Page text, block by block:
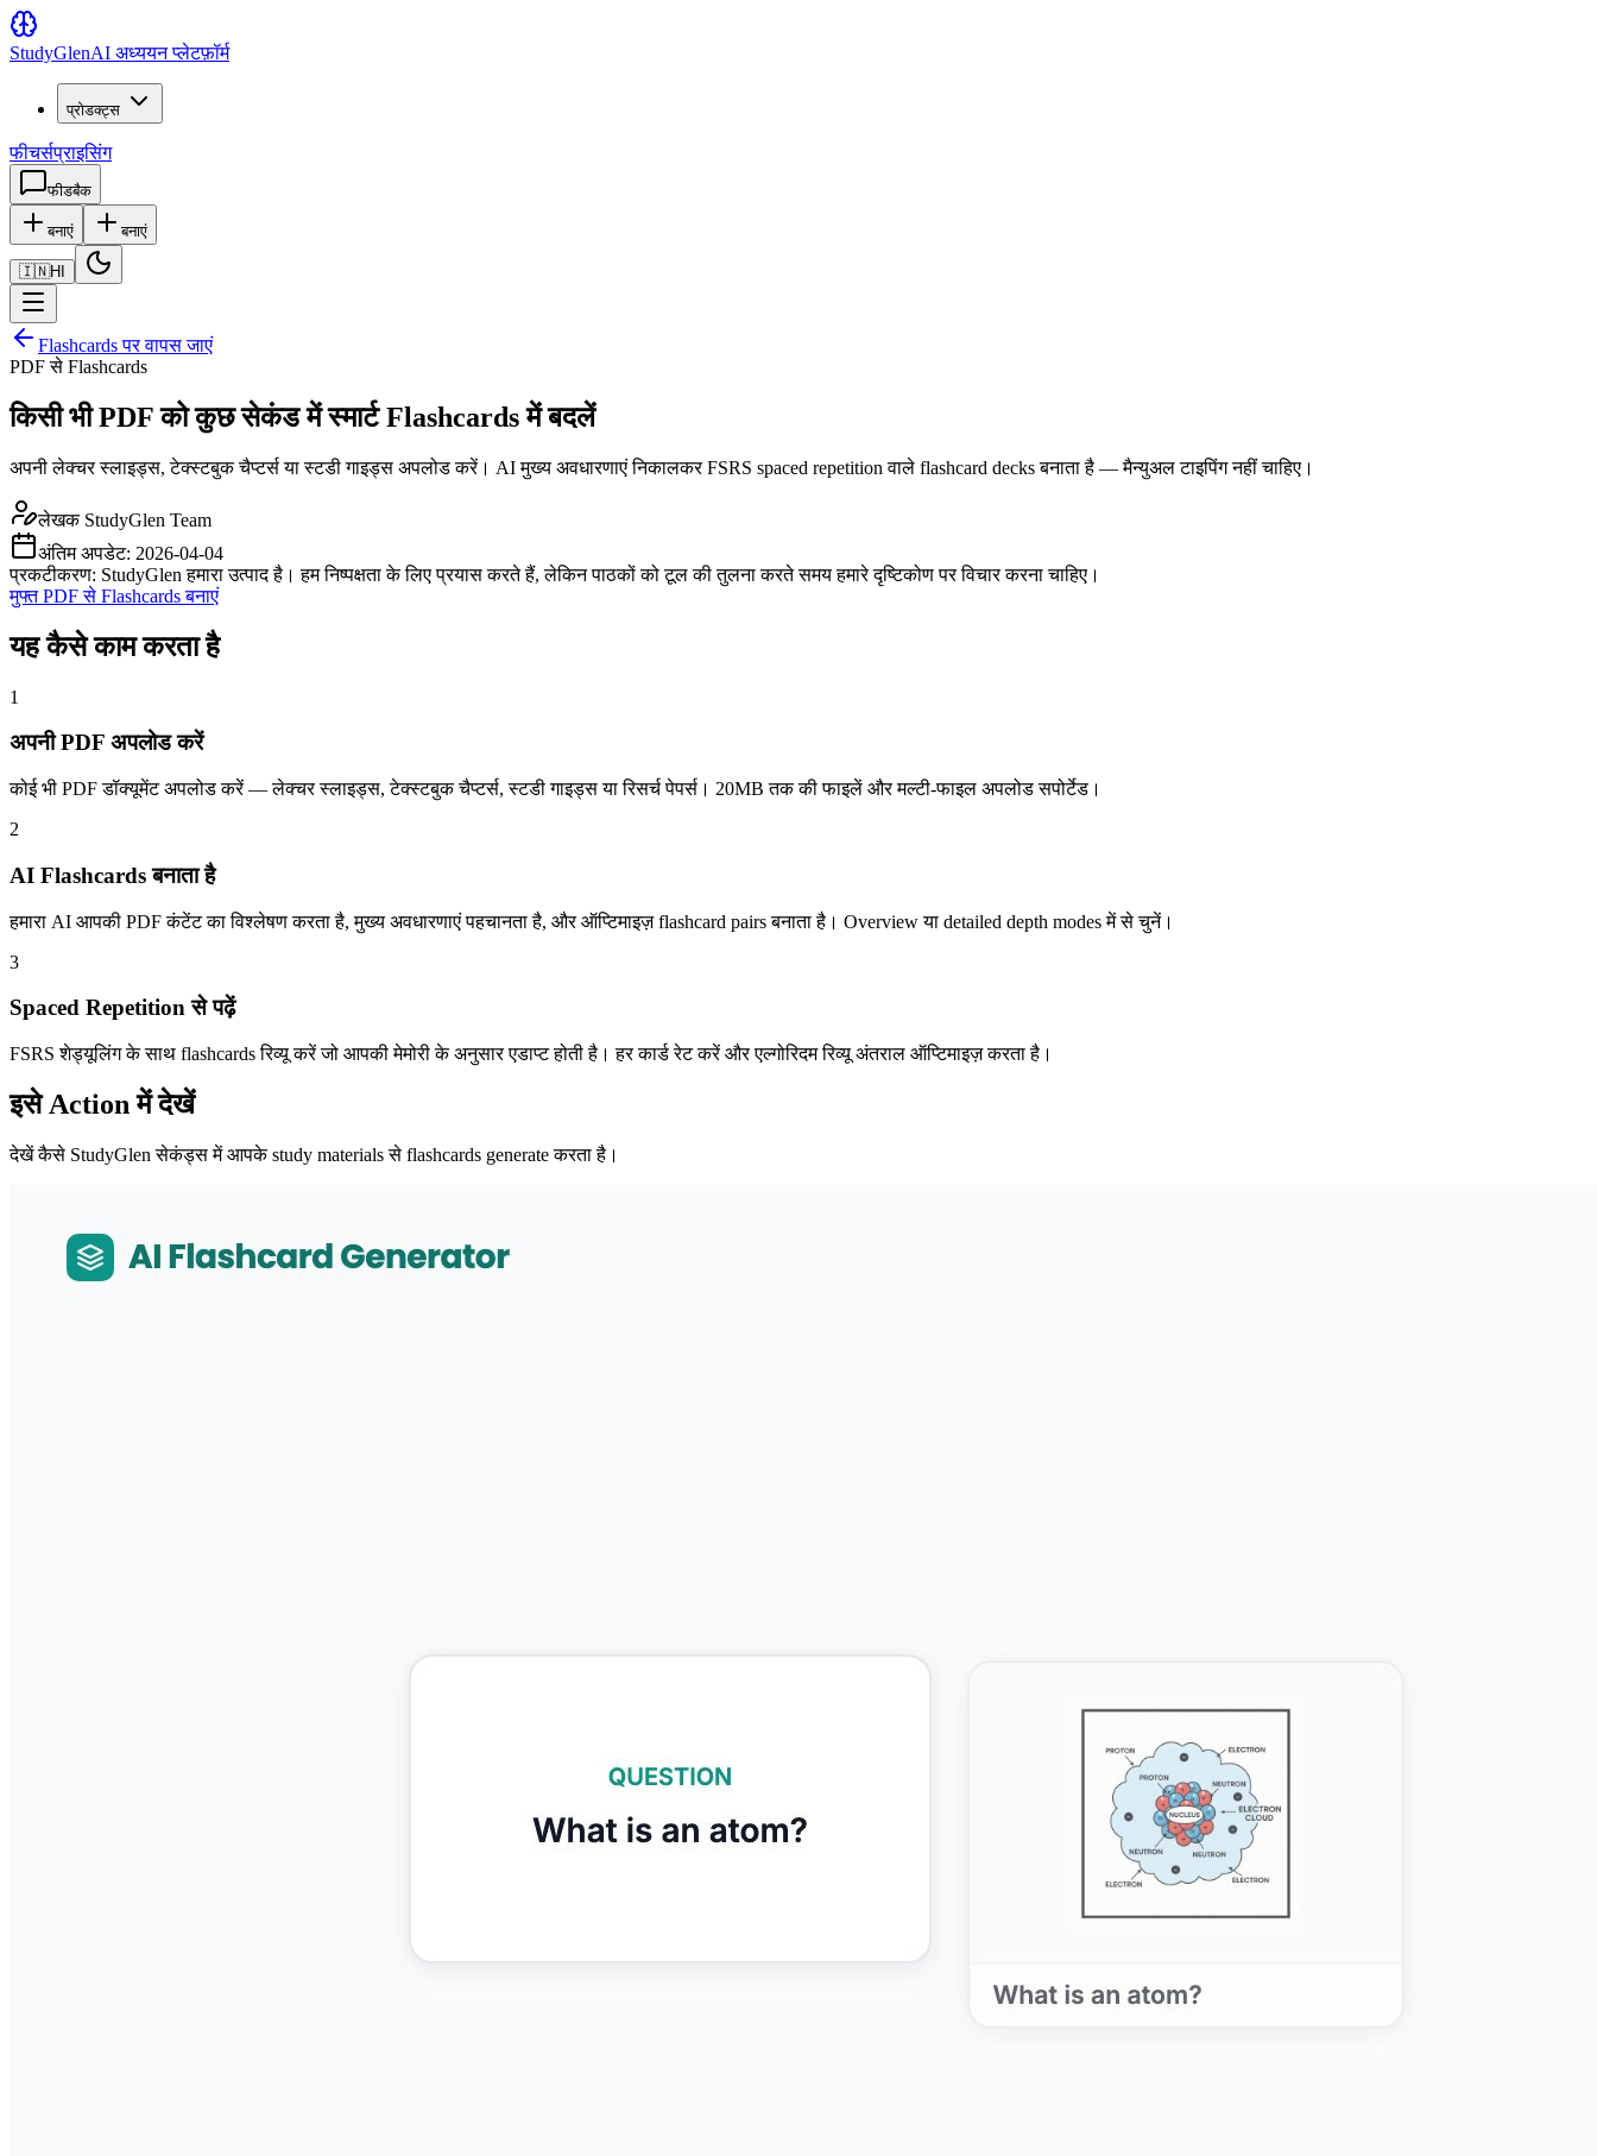
StudyGlenAI अध्ययन प्लेटफ़ॉर्म
प्रोडक्ट्स
फीचर्सप्राइसिंग
फीडबैक
बनाएं बनाएं
🇮🇳HI
Flashcards पर वापस जाएं
PDF से Flashcards
किसी भी PDF को कुछ सेकंड में स्मार्ट Flashcards में बदलें
अपनी लेक्चर स्लाइड्स, टेक्स्टबुक चैप्टर्स या स्टडी गाइड्स अपलोड करें। AI मुख्य अवधारणाएं निकालकर FSRS spaced repetition वाले flashcard decks बनाता है — मैन्युअल टाइपिंग नहीं चाहिए।
लेखक StudyGlen Team
अंतिम अपडेट: 2026-04-04
प्रकटीकरण: StudyGlen हमारा उत्पाद है। हम निष्पक्षता के लिए प्रयास करते हैं, लेकिन पाठकों को टूल की तुलना करते समय हमारे दृष्टिकोण पर विचार करना चाहिए।
मुफ्त PDF से Flashcards बनाएं
यह कैसे काम करता है
1
अपनी PDF अपलोड करें
कोई भी PDF डॉक्यूमेंट अपलोड करें — लेक्चर स्लाइड्स, टेक्स्टबुक चैप्टर्स, स्टडी गाइड्स या रिसर्च पेपर्स। 20MB तक की फाइलें और मल्टी-फाइल अपलोड सपोर्टेड।
2
AI Flashcards बनाता है
हमारा AI आपकी PDF कंटेंट का विश्लेषण करता है, मुख्य अवधारणाएं पहचानता है, और ऑप्टिमाइज़ flashcard pairs बनाता है। Overview या detailed depth modes में से चुनें।
3
Spaced Repetition से पढ़ें
FSRS शेड्यूलिंग के साथ flashcards रिव्यू करें जो आपकी मेमोरी के अनुसार एडाप्ट होती है। हर कार्ड रेट करें और एल्गोरिदम रिव्यू अंतराल ऑप्टिमाइज़ करता है।
इसे Action में देखें
देखें कैसे StudyGlen सेकंड्स में आपके study materials से flashcards generate करता है।